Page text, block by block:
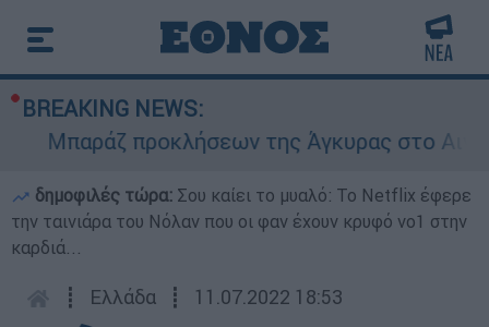
BREAKING NEWS:
Μπαράζ προκλήσεων της Άγκυρας στο
δημοφιλές τώρα: Σου καίει το μυαλό: Το Netflix έφερε
την ταινιάρα του Νόλαν που οι φαν έχουν κρυφό νο1 στην
καρδιά...
┋ Ελλάδα ┋ 11.07.2022 18:53